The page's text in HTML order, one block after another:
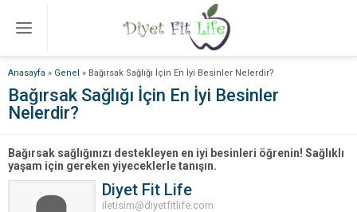
Anasayfa » Genel » Bağırsak Sağlığı İçin En İyi Besinler Nelerdir?
Bağırsak Sağlığı İçin En İyi Besinler
Nelerdir?
Bağırsak sağlığınızı destekleyen en iyi besinleri öğrenin! Sağlıklı
yaşam için gereken yiyeceklerle tanışın.
Diyet Fit Life
iletisim@diyetfitlife.com